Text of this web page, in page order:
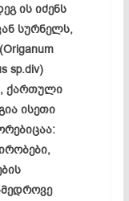
ის იძენს
სურნელს,
sp.div)
ქართული
ისეთი